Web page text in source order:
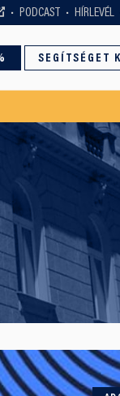
PODCAST HÍRLEVÉL
SEGÍTSÉGET